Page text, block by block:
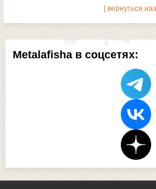
Metalafisha в соцсетях:
[ вернуться